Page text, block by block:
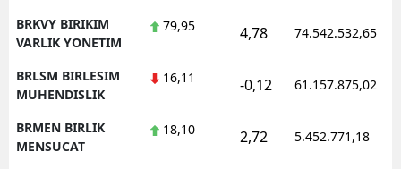
BRKVY BIRIKIM
VARLIK YONETIM
79,95 4,78 74.542.532,65
BRLSM BIRLESIM
MUHENDISLIK
16,11 -0,12 61.157.875,02
BRMEN BIRLIK
MENSUCAT
18,10 2,72 5.452.771,18